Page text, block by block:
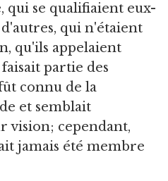
qui se qualifiaient eux-
d'autres, qui n'étaient
qu'ils appelaient
partie des
connu de la
et semblait
vision; cependant,
jamais été membre